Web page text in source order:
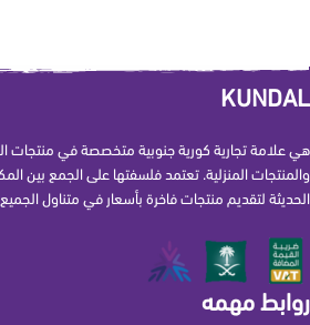
KUNDAL
هي علامة تجارية كورية جنوبية متخصصة في منتجات
والمنتجات المنزلية. تعتمد فلسفتها على الجمع بين
الحديثة لتقديم منتجات فاخرة بأسعار في متناول
روابط مهمه